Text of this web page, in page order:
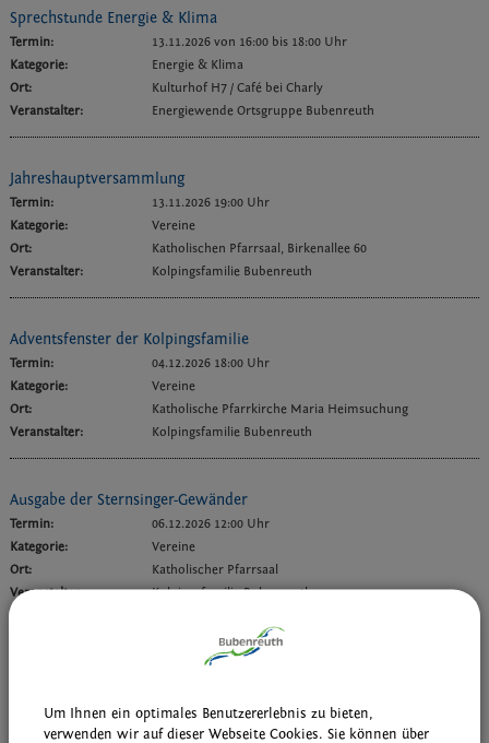
Sprechstunde Energie & Klima
Termin: 13.11.2026 von 16:00 bis 18:00 Uhr
Kategorie:
Energie & Klima
Ort:
Kulturhof H7 / Café bei Charly
Veranstalter:
Energiewende Ortsgruppe Bubenreuth
Jahreshauptversammlung
Termin:
13.11.2026 19:00 Uhr
Kategorie:
Vereine
Ort:
Katholischen Pfarrsaal, Birkenallee 60
Veranstalter:
Kolpingsfamilie Bubenreuth
Adventsfenster der Kolpingsfamilie
Termin:
04.12.2026 18:00 Uhr
Kategorie:
Vereine
Ort:
Katholische Pfarrkirche Maria Heimsuchung
Veranstalter:
Kolpingsfamilie Bubenreuth
Ausgabe der Sternsinger-Gewänder
Termin:
06.12.2026 12:00 Uhr
Kategorie:
Vereine
Ort:
Katholischer Pfarrsaal
Veranstalter:
Kolpingsfamilie Bubenreuth
Kategorie:
Konzerte
Katholische Kirche Maria Heimsuchung
Um Ihnen ein optimales Benutzererlebnis zu bieten,
verwenden wir auf dieser Webseite Cookies. Sie können über